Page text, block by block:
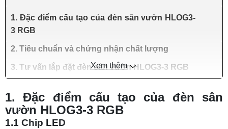
1. Đặc điểm cấu tạo của đèn sân vườn HLOG3-
3 RGB
2. Tiêu chuẩn và chứng nhận chất lượng
3. Tư vấn lắp đặt đèn sân vườn HLOG3-3 RGB
Xem thêm
1. Đặc điểm cấu tạo của đèn sân
vườn HLOG3-3 RGB
1.1 Chip LED